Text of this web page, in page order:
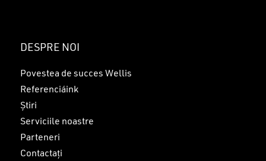
DESPRE NOI
Povestea de succes Wellis
Referenciáink
Știri
Serviciile noastre
Parteneri
Contactați